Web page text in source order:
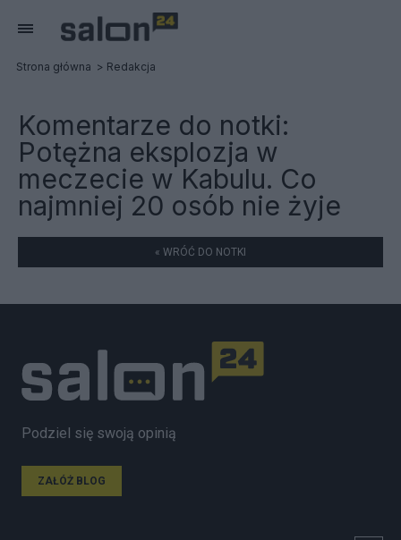
Strona główna Redakcja
Komentarze do notki:
Potężna eksplozja w
meczecie w Kabulu. Co
najmniej 20 osób nie żyje
« WRÓĆ DO NOTKI
Podziel się swoją opinią
ZAŁÓŻ BLOG